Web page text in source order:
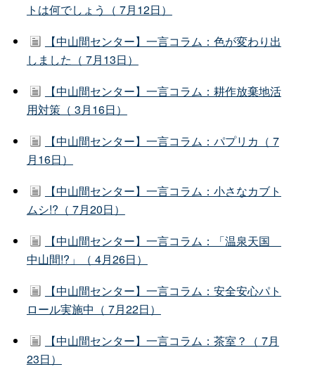
トは何でしょう（ 7月12日）
【中山間センター】一言コラム：色が変わり出
しました（ 7月13日）
【中山間センター】一言コラム：耕作放棄地活
用対策（ 3月16日）
【中山間センター】一言コラム：パプリカ（ 7
月16日）
【中山間センター】一言コラム：小さなカブト
ムシ!?（ 7月20日）
【中山間センター】一言コラム：「温泉天国
中山間!?」（ 4月26日）
【中山間センター】一言コラム：安全安心パト
ロール実施中（ 7月22日）
【中山間センター】一言コラム：茶室？（ 7月
23日）